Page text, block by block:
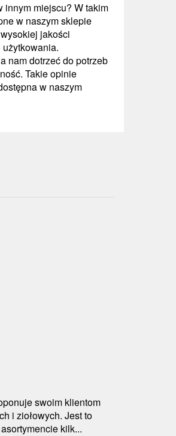
innym miejscu? W takim
w naszym sklepie
jakości
nam dotrzeć do potrzeb
Takie opinie
w naszym
swoim klientom
i ziołowych. Jest to
kilk...